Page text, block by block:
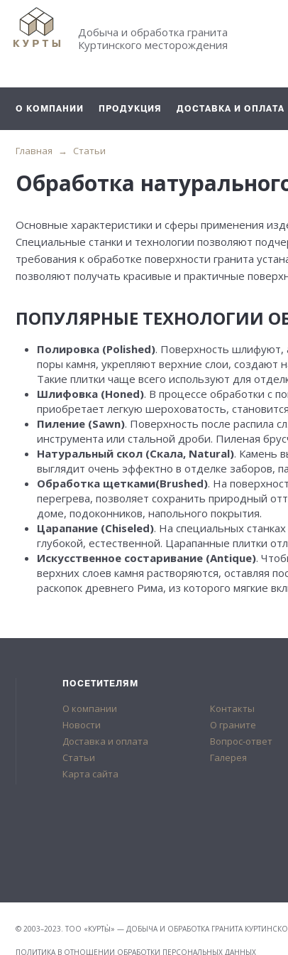
Добыча и обработка гранита
Куртинского месторождения
О КОМПАНИИ ПРОДУКЦИЯ ДОСТАВКА И ОПЛАТА
Главная Статьи
Обработка
Основные характеристики и сферы применения
Специальные станки и технологии позволяют
требования к обработке поверхности гранита
позволяют получать красивые и практичные
ПОПУЛЯРНЫЕ ТЕХНОЛОГИИ
Полировка (Polished). Поверхность шлифуют,
поры камня, укрепляют верхние слои, создают
Такие плитки чаще всего используют для
Шлифовка (Honed). В процессе обработки с
приобретает легкую шероховатость,
Пиление (Sawn). Поверхность после распила
инструмента или стальной дроби. Пиленая
Натуральный скол (Скала, Natural). Камень
выглядит очень эффектно в отделке заборов,
Обработка щетками(Brushed). На
перегрева, позволяет сохранить природный
доме, подоконников, напольного покрытия.
Царапание (Chiseled). На специальных
глубокой, естественной. Царапанные плитки
Искусственное состаривание (Antique).
верхних слоев камня растворяются, оставляя
раскопок древнего Рима, из которого мягкие
ПОСЕТИТЕЛЯМ
О компании
Новости
Доставка и оплата
Статьи
Карта сайта
Контакты
О граните
Вопрос-ответ
Галерея
© 2003–2023. ТОО «КУРТЫ̀» — ДОБЫЧА И ОБРАБОТКА ГРАНИТА
ПОЛИТИКА В ОТНОШЕНИИ ОБРАБОТКИ ПЕРСОНАЛЬНЫХ ДАННЫХ